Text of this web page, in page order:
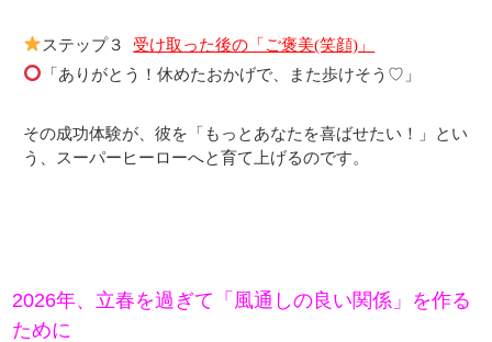
ステップ３ 受け取った後の「ご褒美(笑顔)」
「ありがとう！休めたおかげで、また歩けそう♡」
その成功体験が、彼を「もっとあなたを喜ばせたい！」とい
う、スーパーヒーローへと育て上げるのです。
2026年、立春を過ぎて「風通しの良い関係」を作る
ために